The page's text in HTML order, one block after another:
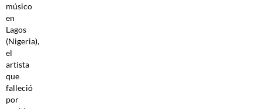
músico
en
Lagos
(Nigeria),
el
artista
que
falleció
por